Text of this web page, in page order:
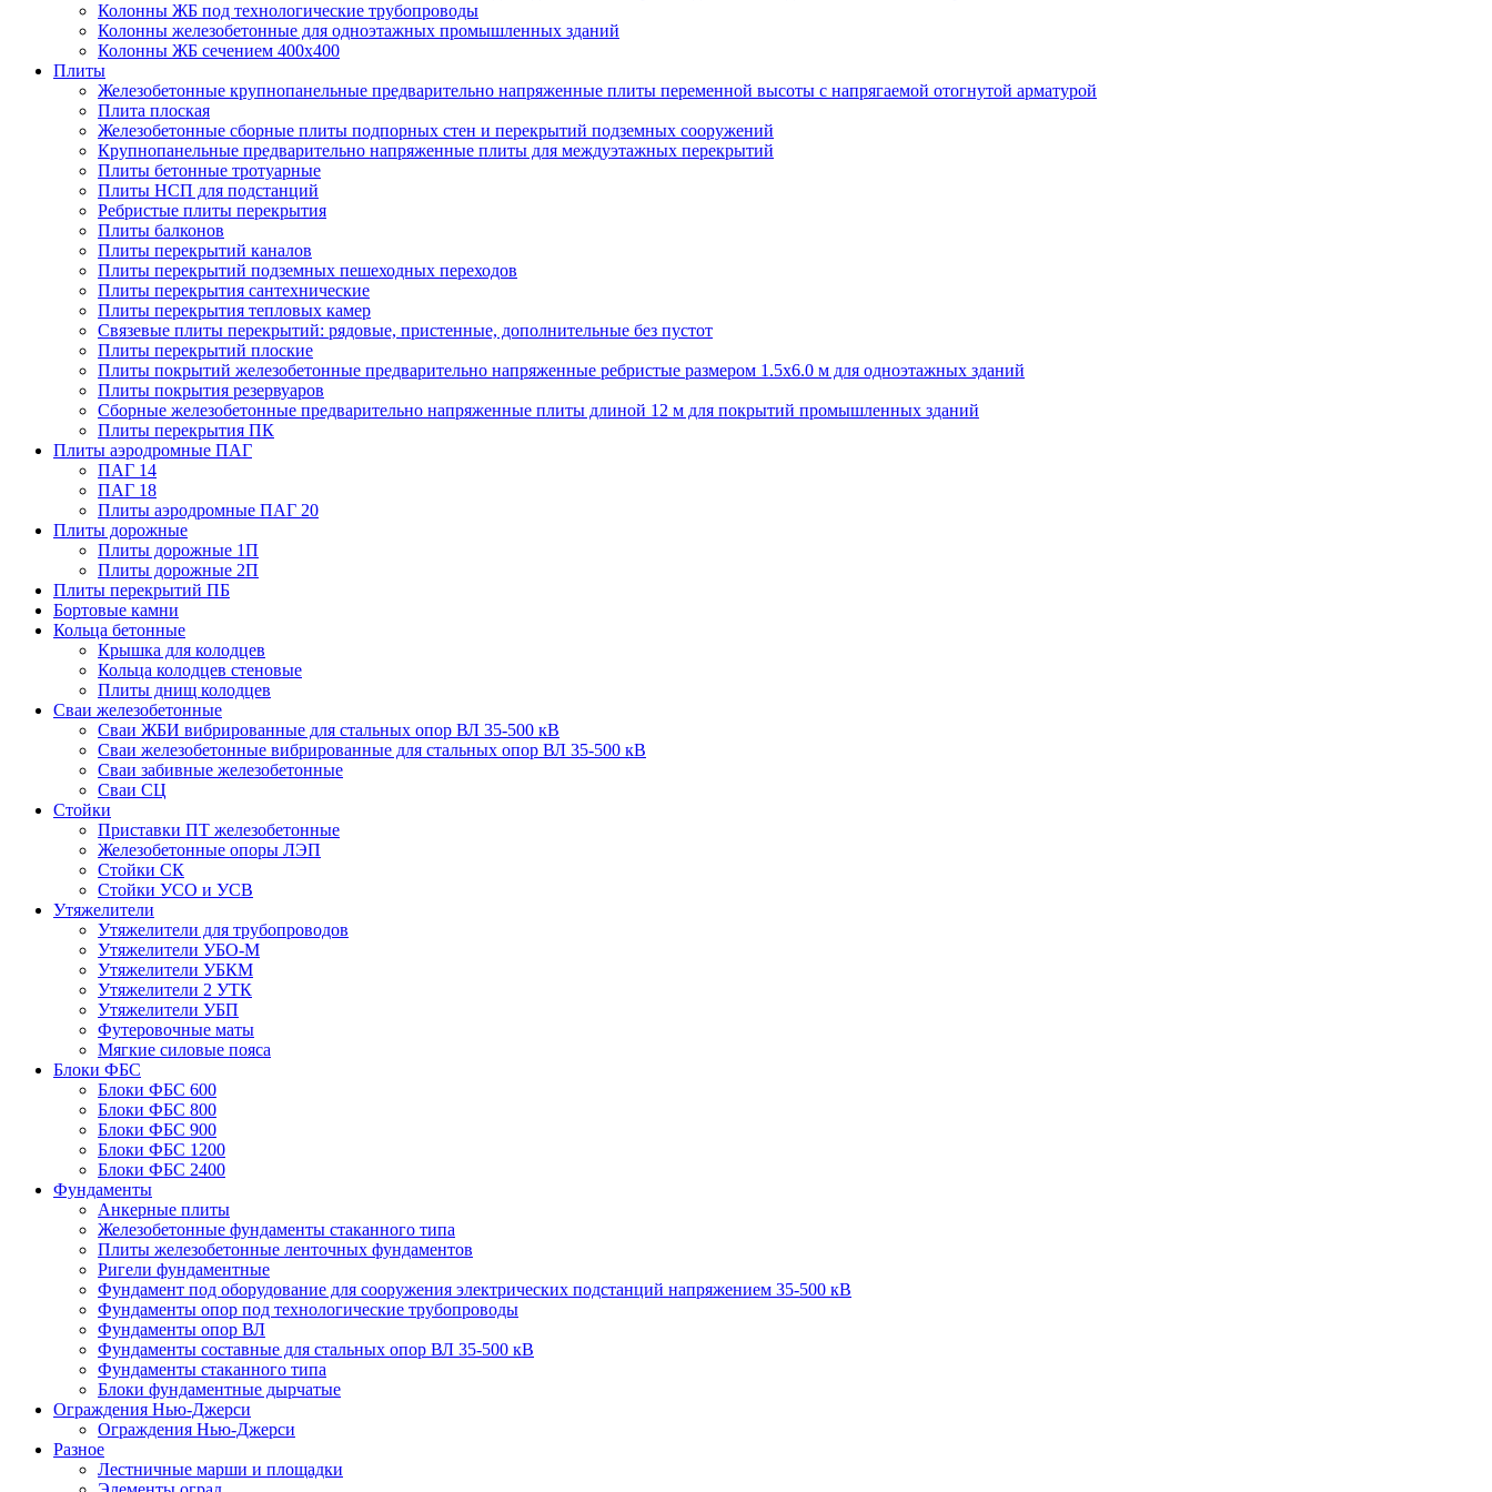
Колонны ЖБ под технологические трубопроводы
Колонны железобетонные для одноэтажных промышленных зданий
Колонны ЖБ сечением 400х400
Плиты
Железобетонные крупнопанельные предварительно напряженные плиты переменной высоты с напрягаемой отогнутой арматурой
Плита плоская
Железобетонные сборные плиты подпорных стен и перекрытий подземных сооружений
Крупнопанельные предварительно напряженные плиты для междуэтажных перекрытий
Плиты бетонные тротуарные
Плиты НСП для подстанций
Ребристые плиты перекрытия
Плиты балконов
Плиты перекрытий каналов
Плиты перекрытий подземных пешеходных переходов
Плиты перекрытия сантехнические
Плиты перекрытия тепловых камер
Связевые плиты перекрытий: рядовые, пристенные, дополнительные без пустот
Плиты перекрытий плоские
Плиты покрытий железобетонные предварительно напряженные ребристые размером 1.5х6.0 м для одноэтажных зданий
Плиты покрытия резервуаров
Сборные железобетонные предварительно напряженные плиты длиной 12 м для покрытий промышленных зданий
Плиты перекрытия ПК
Плиты аэродромные ПАГ
ПАГ 14
ПАГ 18
Плиты аэродромные ПАГ 20
Плиты дорожные
Плиты дорожные 1П
Плиты дорожные 2П
Плиты перекрытий ПБ
Бортовые камни
Кольца бетонные
Крышка для колодцев
Кольца колодцев стеновые
Плиты днищ колодцев
Сваи железобетонные
Сваи ЖБИ вибрированные для стальных опор ВЛ 35-500 кВ
Сваи железобетонные вибрированные для стальных опор ВЛ 35-500 кВ
Сваи забивные железобетонные
Сваи СЦ
Стойки
Приставки ПТ железобетонные
Железобетонные опоры ЛЭП
Стойки СК
Стойки УСО и УСВ
Утяжелители
Утяжелители для трубопроводов
Утяжелители УБО-М
Утяжелители УБКМ
Утяжелители 2 УТК
Утяжелители УБП
Футеровочные маты
Мягкие силовые пояса
Блоки ФБС
Блоки ФБС 600
Блоки ФБС 800
Блоки ФБС 900
Блоки ФБС 1200
Блоки ФБС 2400
Фундаменты
Анкерные плиты
Железобетонные фундаменты стаканного типа
Плиты железобетонные ленточных фундаментов
Ригели фундаментные
Фундамент под оборудование для сооружения электрических подстанций напряжением 35-500 кВ
Фундаменты опор под технологические трубопроводы
Фундаменты опор ВЛ
Фундаменты составные для стальных опор ВЛ 35-500 кВ
Фундаменты стаканного типа
Блоки фундаментные дырчатые
Ограждения Нью-Джерси
Ограждения Нью-Джерси
Разное
Лестничные марши и площадки